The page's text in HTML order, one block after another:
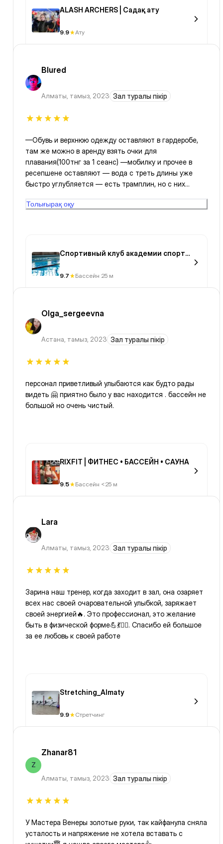
ALASH ARCHERS | Садақ ату
9.9 Ату
Blured
Алматы, тамыз, 2023 Зал туралы пікір
—Обувь и верхнюю одежду оставляют в гардеробе,
там же можно в аренду взять очки для
плавания(100тнг за 1 сеанс) —мобилку и прочее в
ресепшене оставляют — вода с треть длины уже
быстро углубляется — есть трамплин, но с них
— не знаю, то ли потому что я ближе к обеду
для носа приносите с собой)
Толығырақ оқу
Спортивный клуб академии спорта
9.7 Бассейн 25 м
Olga_sergeevna
Астана, тамыз, 2023 Зал туралы пікір
персонал приветливый улыбаются как будто рады
видеть 🤗 приятно было у вас находится . бассейн не
большой но очень чистый.
RIXFIT | ФИТНЕС • БАССЕЙН • САУНА
9.5 Бассейн <25 м
Lara
Алматы, тамыз, 2023 Зал туралы пікір
Зарина наш тренер, когда заходит в зал, она озаряет
всех нас своей очаровательной улыбкой, заряжает
своей энергией🔥. Это профессионал, это желание
быть в физической форме💪💃🏃‍♀️. Спасибо ей большое
за ее любовь к своей работе
Stretching_Almaty
9.9 Стретчинг
Z
Zhanar81
Алматы, тамыз, 2023 Зал туралы пікір
У Мастера Венеры золотые руки, так кайфанула сняла
усталость и напряжение не хотела вставать с